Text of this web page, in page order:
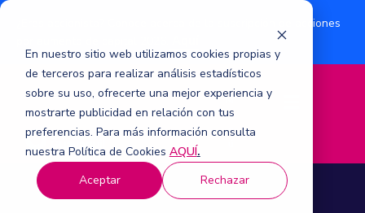
En nuestro sitio web utilizamos cookies propias y
de terceros para realizar análisis estadísticos
sobre su uso, ofrecerte una mejor experiencia y
mostrarte publicidad en relación con tus
preferencias. Para más información consulta
nuestra Política de Cookies AQUÍ.
Aceptar
Rechazar
¿Eres accionista? Conoce acerca de la suscripción de acciones
M
e
n